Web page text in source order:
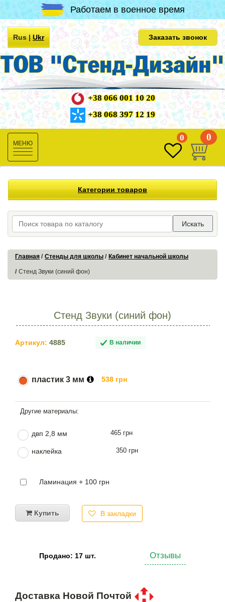
Работаем в военное время
Rus|Ukr Заказать звонок
+38 066 001 10 20
+38 068 397 12 19
Toggle
navigation
0 0
Категории товаров
Искать
Главная Стенды для школы Кабинет начальной школы
Стенд Звуки (синий фон)
Стенд Звуки (синий фон)
Артикул: 4885 В наличии
пластик 3 мм 538 грн
двп 2,8 мм 465 грн
наклейка 350 грн
Ламинация + 100 грн
Купить В закладки
Продано: 17 шт. Отзывы
Доставка Новой Почтой